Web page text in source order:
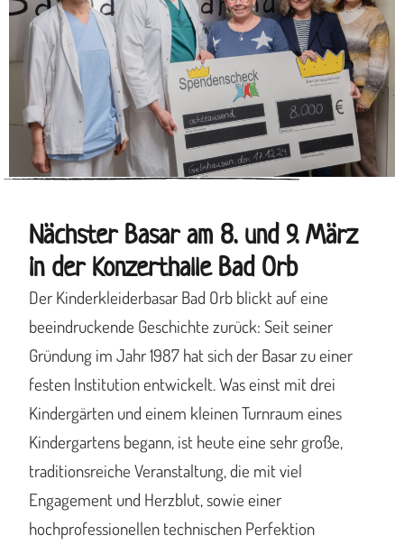
Nächster Basar am 8. und 9. März
in der Konzerthalle Bad Orb
Der Kinderkleiderbasar Bad Orb blickt auf eine
beeindruckende Geschichte zurück: Seit seiner
Gründung im Jahr 1987 hat sich der Basar zu einer
festen Institution entwickelt. Was einst mit drei
Kindergärten und einem kleinen Turnraum eines
Kindergartens begann, ist heute eine sehr große,
traditionsreiche Veranstaltung, die mit viel
Engagement und Herzblut, sowie einer
hochprofessionellen technischen Perfektion